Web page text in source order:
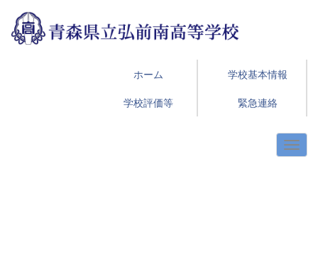
ホーム
学校基本情報
学校評価等
緊急連絡